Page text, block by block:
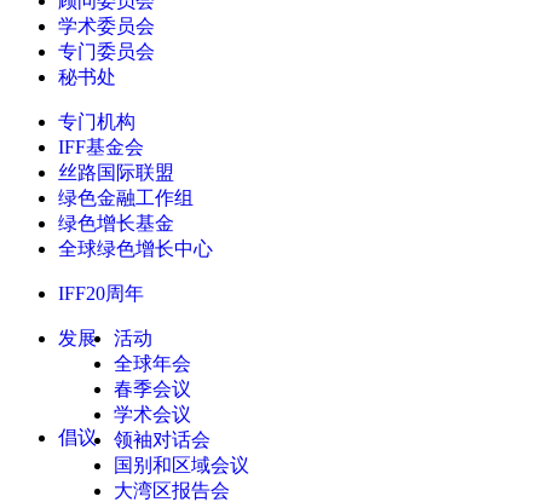
学术委员会
专门委员会
秘书处
专门机构
IFF基金会
丝路国际联盟
绿色金融工作组
绿色增长基金
全球绿色增长中心
IFF20周年
发展
倡议
活动
全球年会
春季会议
学术会议
领袖对话会
国别和区域会议
大湾区报告会